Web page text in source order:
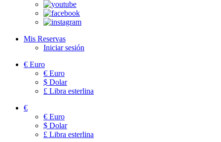
Mis Reservas
Iniciar sesión
€ Euro
€ Euro
$ Dolar
£ Libra esterlina
€
€ Euro
$ Dolar
£ Libra esterlina